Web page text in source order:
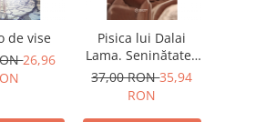
de vise
26,96
Pisica lui Dalai
Lama. Seninătatea
și înțelepciunea lui
Dalai Lama...
37,00 RON35,94
RON